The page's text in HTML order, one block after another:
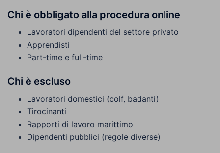
Chi è obbligato alla procedura online
Lavoratori dipendenti del settore privato
Apprendisti
Part-time e full-time
Chi è escluso
Lavoratori domestici (colf, badanti)
Tirocinanti
Rapporti di lavoro marittimo
Dipendenti pubblici (regole diverse)